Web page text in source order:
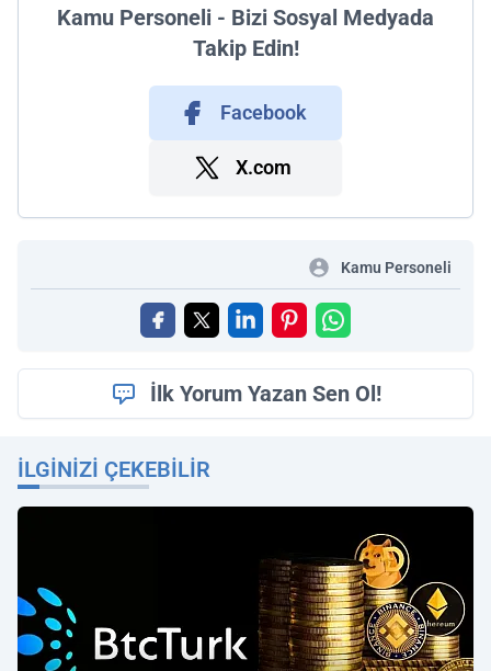
Kamu Personeli - Bizi Sosyal Medyada
Takip Edin!
Facebook
X.com
Kamu Personeli
İlk Yorum Yazan Sen Ol!
İLGINIZI ÇEKEBILIR